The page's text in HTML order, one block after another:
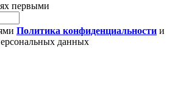
первыми
Политика конфиденциальности и
данных